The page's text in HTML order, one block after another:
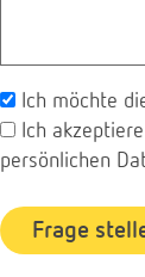
Ich möchte
Ich
persönlichen